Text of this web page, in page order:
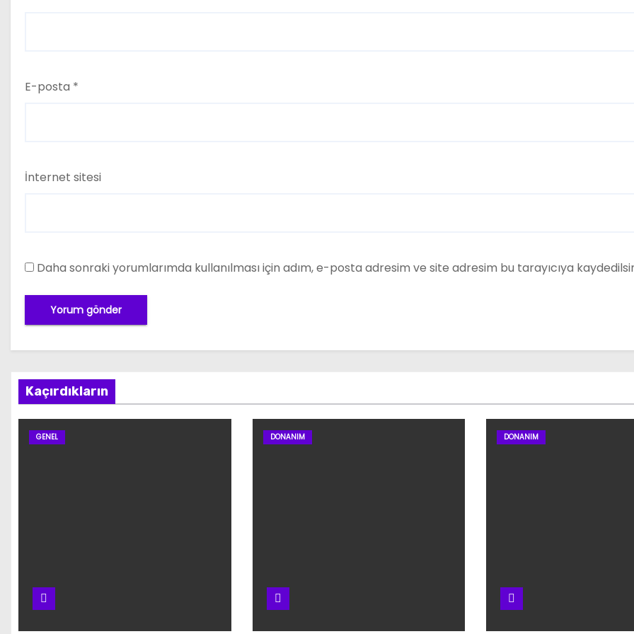
E-posta *
İnternet sitesi
Daha sonraki yorumlarımda kullanılması için adım, e-posta adresim ve site adresim bu tarayıcıya
Kaçırdıkların
GENEL DONANIM DONANIM